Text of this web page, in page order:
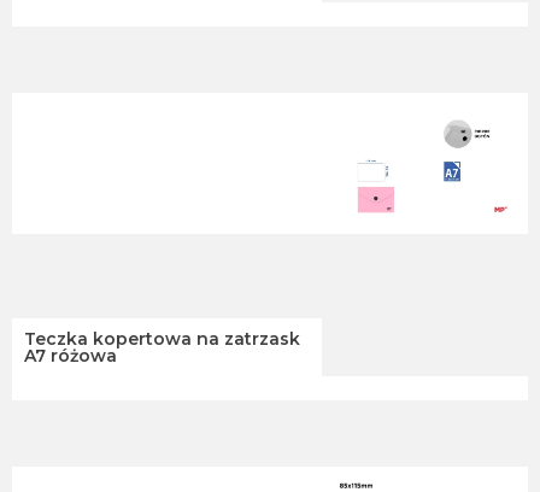
Teczka kopertowa na zatrzask
A7 różowa